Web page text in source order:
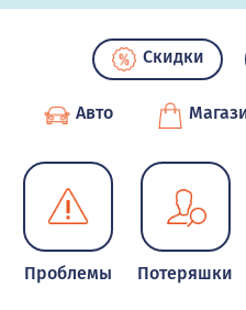
Скидки
Авто
Проблемы Потеряшки